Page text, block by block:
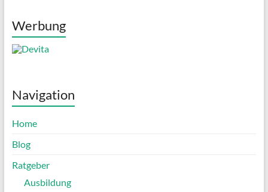
Werbung
Navigation
Home
Blog
Ratgeber
Ausbildung